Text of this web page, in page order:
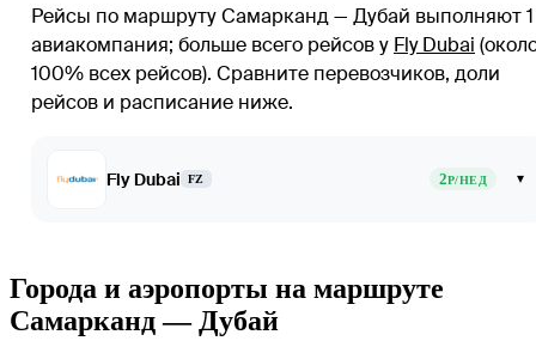
Рейсы по маршруту Самарканд — Дубай выполняют 1
авиакомпания; больше всего рейсов у Fly Dubai
100% всех рейсов). Сравните перевозчиков, доли
рейсов и расписание ниже.
Fly Dubai FZ 2Р/НЕД ▾
Города и аэропорты на маршруте
Самарканд — Дубай